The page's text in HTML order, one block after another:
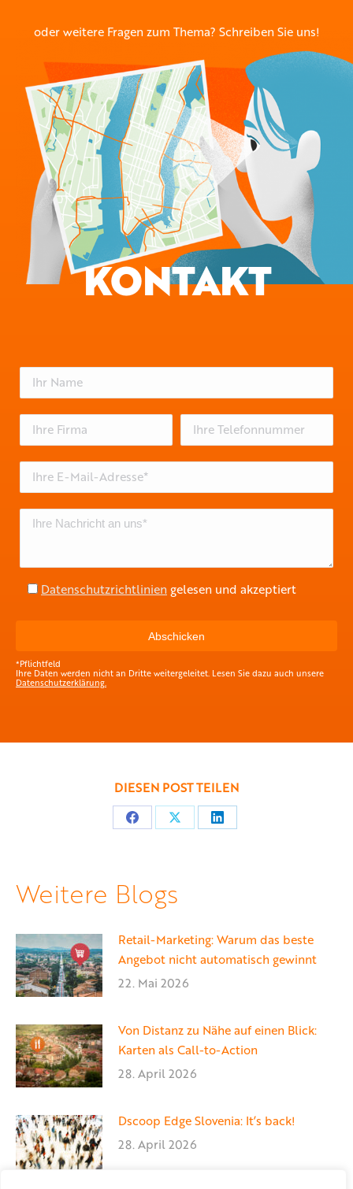
oder weitere Fragen zum Thema? Schreiben Sie uns!
KONTAKT
Datenschutzrichtlinien gelesen und akzeptiert
*Pflichtfeld
Ihre Daten werden nicht an Dritte weitergeleitet. Lesen Sie dazu auch unsere
Datenschutzerklärung.
DIESEN POST TEILEN
Teilen Teilen Teilen
Weitere Blogs
Retail-Marketing: Warum das beste
Angebot nicht automatisch gewinnt
22. Mai 2026
Von Distanz zu Nähe auf einen Blick:
Karten als Call-to-Action
28. April 2026
Dscoop Edge Slovenia: It’s back!
28. April 2026